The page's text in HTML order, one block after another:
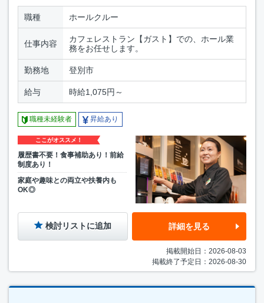
職種 ホールクルー
仕事内容
カフェレストラン【ガスト】での、ホール業
務をお任せします。
勤務地 登別市
給与 時給1,075円～
職種未経験者 昇給あり
ここがオススメ！
履歴書不要！食事補助あり！前給
制度あり！
家庭や趣味との両立や扶養内も
OK◎
検討リストに追加 詳細を見る
掲載開始日：2026-08-03
掲載終了予定日：2026-08-30